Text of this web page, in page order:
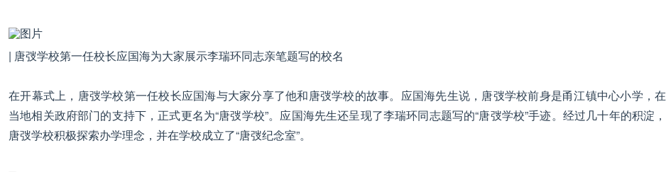
| 唐弢学校第一任校长应国海为大家展示李瑞环同志亲笔题写的校名
在开幕式上，唐弢学校第一任校长应国海与大家分享了他和唐弢学校的故事。应国海先生说，唐弢学校前身是甬江镇中心小学，在
当地相关政府部门的支持下，正式更名为“唐弢学校”。应国海先生还呈现了李瑞环同志题写的“唐弢学校”手迹。经过几十年的积淀，
唐弢学校积极探索办学理念，并在学校成立了“唐弢纪念室”。